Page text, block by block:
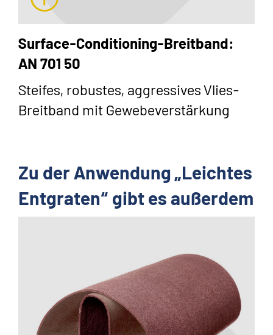
Surface-Conditioning-Breitband:
AN 701 50
Steifes, robustes, aggressives Vlies-
Breitband mit Gewebeverstärkung
Zu der Anwendung „Leichtes
Entgraten“ gibt es außerdem